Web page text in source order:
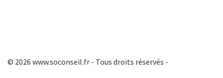
© 2026 www.soconseil.fr - Tous droits réservés -